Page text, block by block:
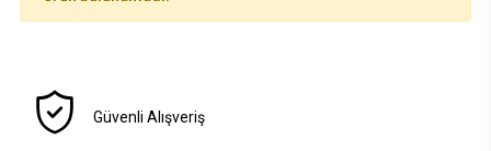
Güvenli Alışveriş